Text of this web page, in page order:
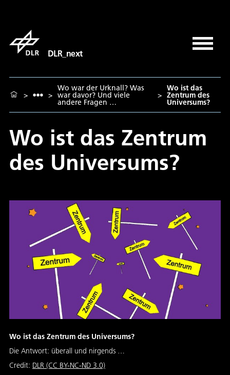
DLR_next
> >
Wo war der Urknall? Was
war davor? Und viele
andere Fragen …
>
Wo ist das
Zentrum des
Universums?
Wo ist das Zentrum
des Universums?
Wo ist das Zentrum des Universums?
Die Antwort: überall und nirgends …
Credit: DLR (CC BY-NC-ND 3.0)